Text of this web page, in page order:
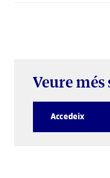
Veure
Accedeix